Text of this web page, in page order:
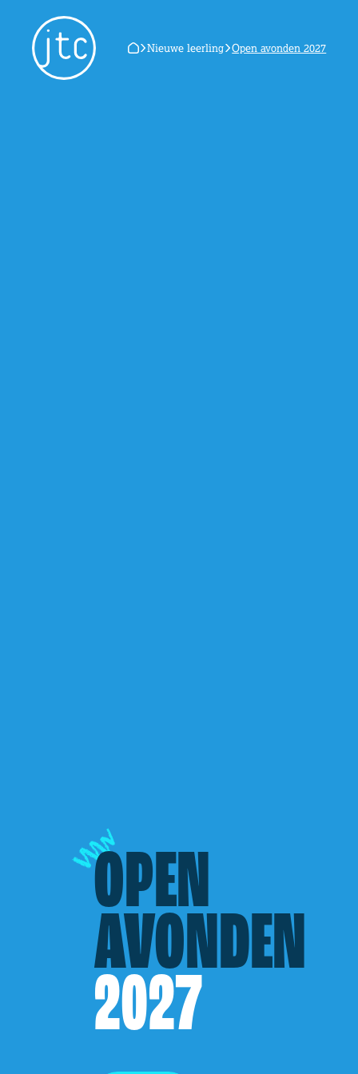
Nieuwe leerling Open avonden 2027
OPEN
AVONDEN
2027